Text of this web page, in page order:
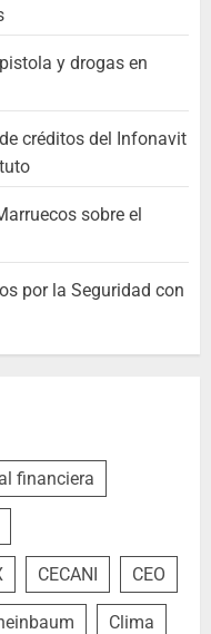
y drogas en
créditos del Infonavit
sobre el
por la Seguridad con
financiera
CECANI CEO
Clima